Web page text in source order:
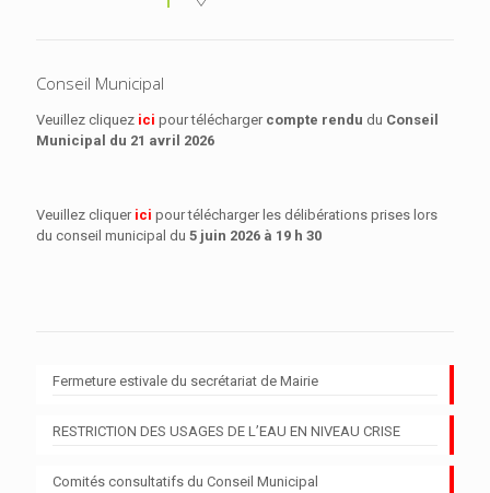
Conseil Municipal
Veuillez cliquez ici pour télécharger compte rendu du Conseil
Municipal du 21 avril 2026
Veuillez cliquer ici pour télécharger les délibérations prises lors
du conseil municipal du 5 juin 2026 à 19 h 30
Fermeture estivale du secrétariat de Mairie
RESTRICTION DES USAGES DE L’EAU EN NIVEAU CRISE
Comités consultatifs du Conseil Municipal